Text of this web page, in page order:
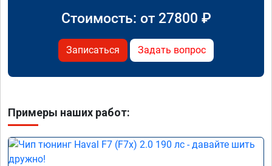
Стоимость: от 27800 ₽
Записаться Задать вопрос
Примеры наших работ: